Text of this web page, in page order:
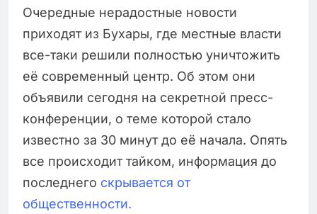
Очередные нерадостные новости
приходят из Бухары, где местные власти
все-таки решили полностью уничтожить
её современный центр. Об этом они
объявили сегодня на секретной пресс-
конференции, о теме которой стало
известно за 30 минут до её начала. Опять
все происходит тайком, информация до
последнего скрывается от
общественности.